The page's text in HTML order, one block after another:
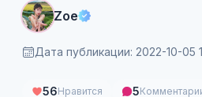
Zoe
Дата публикации: 2022-10-05
56Нравится 5